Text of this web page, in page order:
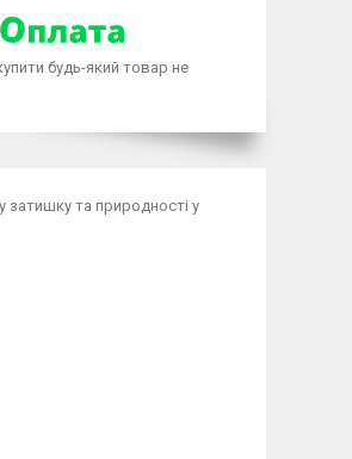
будь-який товар не
затишку та природності у